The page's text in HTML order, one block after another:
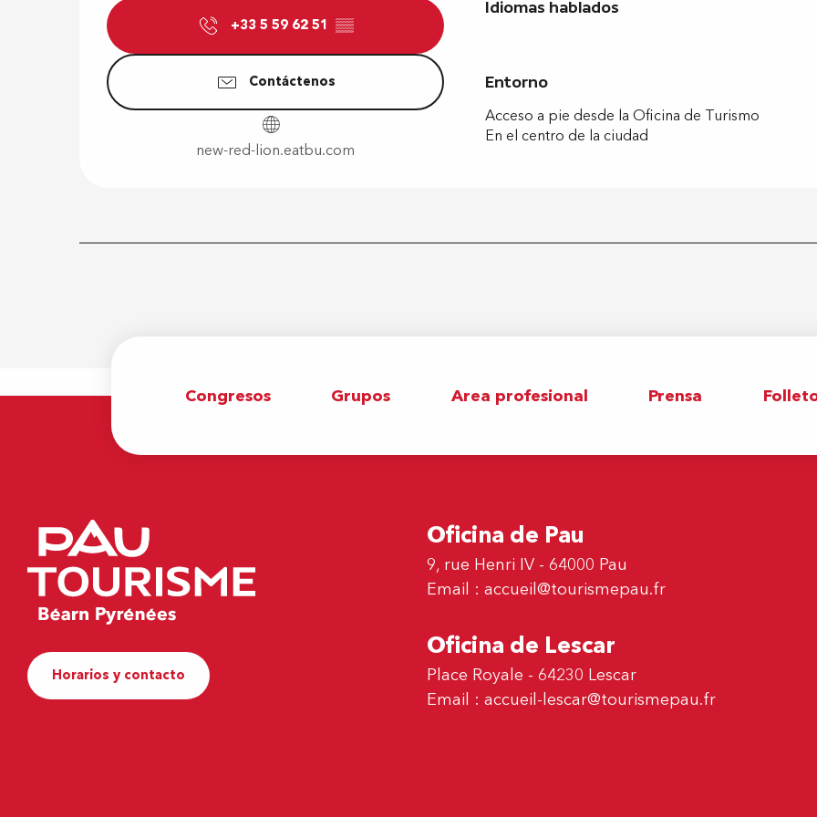
+33 5 59 62 51 ▒▒
Contáctenos
new-red-lion.eatbu.com
Idiomas hablados
Idiomas hablados
Entorno
Entorno
Acceso a pie desde la Oficina de Turismo
En el centro de la ciudad
Congresos Grupos Area profesional Prensa
Horarios y contacto
Oficina de Pau
9, rue Henri IV - 64000 Pau
Email : accueil@tourismepau.fr
Oficina de Lescar
Place Royale - 64230 Lescar
Email : accueil-lescar@tourismepau.fr